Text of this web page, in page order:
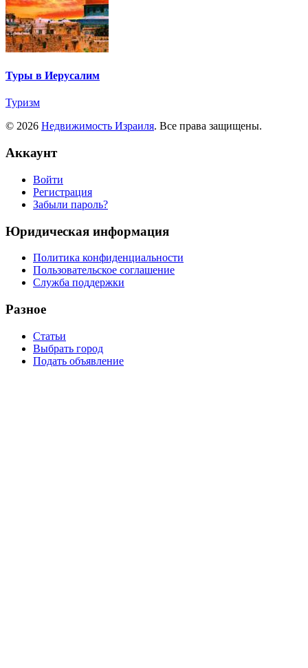
Туры в Иерусалим
Туризм
© 2026 Недвижимость Израиля. Все права защищены.
Аккаунт
Войти
Регистрация
Забыли пароль?
Юридическая информация
Политика конфиденциальности
Пользовательское соглашение
Служба поддержки
Разное
Статьи
Выбрать город
Подать объявление